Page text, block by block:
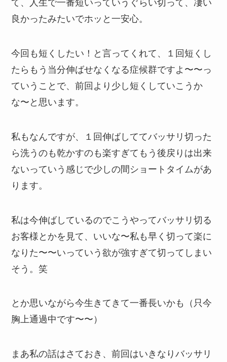
良かったみたいでホッと一安心。
今回も短くしたい！と言ってくれて、１回短くし
たらもう当分伸ばせなくなる症候群ですよ〜〜っ
ていうことで、前回より少し短くしていこうか
な〜と思います。
私もなんですが、１回伸ばしててバッサリ切った
ら洗うのも乾かすのも楽すぎてもう後戻りは出来
ないっていう感じで少しの間ショートタイムがあ
ります。
私は今伸ばしているのでこうやってバッサリ切る
お客様とかを見て、いいな〜私も早く切って楽に
なりた〜〜いっていう欲が強すぎて切ってしまい
そう。笑
とか思いながら今生きてきて一番長いかも（只今
胸上通過中です〜〜）
まあ私の話はさておき、前回はいきなりバッサリ